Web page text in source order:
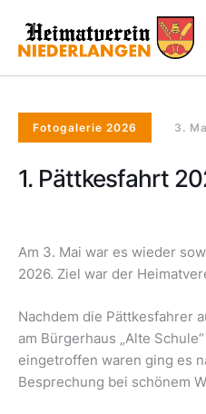
Fotogalerie 2026 3.
1. Pättkesfahrt
Am 3. Mai war es wieder
2026. Ziel war der
Nachdem die Pättkesfahrer
am Bürgerhaus „Alte
eingetroffen waren ging es
Besprechung bei schönem